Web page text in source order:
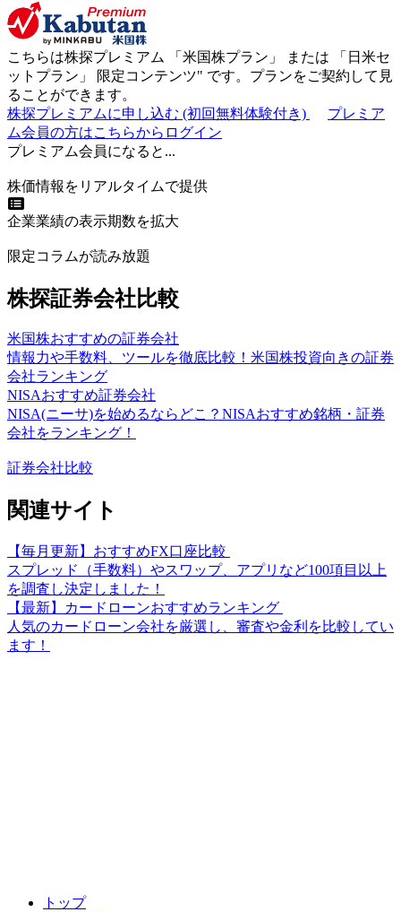
こちらは株探プレミアム 「 米国株プラン 」 または 「 日米セ
ットプラン 」 限定コンテンツ" です。プランをご契約して見
ることができます。
株探プレミアムに申し込む (初回無料体験付き)
プレミア
ム会員の方はこちらからログイン
プレミアム会員になると...
株価情報をリアルタイムで提供
企業業績の表示期数を拡大
限定コラムが読み放題
株探証券会社比較
米国株おすすめの証券会社
情報力や手数料、ツールを徹底比較！米国株投資向きの証券
会社ランキング
NISAおすすめ証券会社
NISA(ニーサ)を始めるならどこ？NISAおすすめ銘柄・証券
会社をランキング！
証券会社比較
関連サイト
【毎月更新】おすすめFX口座比較
スプレッド（手数料）やスワップ、アプリなど100項目以上
を調査し決定しました！
【最新】カードローンおすすめランキング
人気のカードローン会社を厳選し、審査や金利を比較してい
ます！
トップ